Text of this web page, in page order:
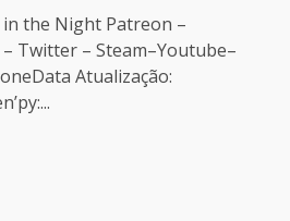
the Night Patreon –
Twitter – Steam–Youtube–
Atualização: